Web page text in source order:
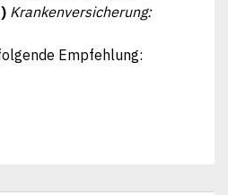
Krankenversicherung:
Empfehlung: